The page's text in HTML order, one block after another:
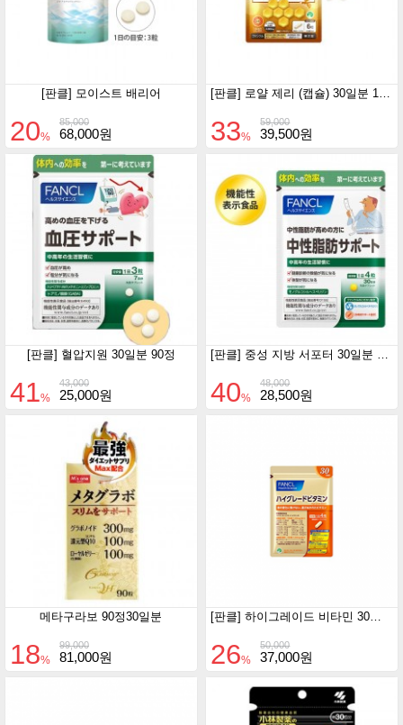
[판클] 모이스트 배리어
85,000
20% 68,000원
59,000
33% 39,500원
[판클] 혈압지원 30일분 90정
43,000
41% 25,000원
[판클] 중성 지방 서포터 30일분 120정
48,000
40% 28,500원
메타구라보 90정30일분
99,000
18% 81,000원
50,000
26% 37,000원